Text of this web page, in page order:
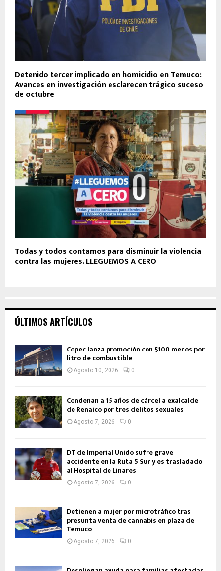
Detenido tercer implicado en homicidio en Temuco:
Avances en investigación esclarecen trágico suceso
de octubre
Todas y todos contamos para disminuir la violencia
contra las mujeres. LLEGUEMOS A CERO
ÚLTIMOS ARTÍCULOS
Copec lanza promoción con $100 menos por
litro de combustible
Agosto 10, 2026 0
Condenan a 15 años de cárcel a exalcalde
de Renaico por tres delitos sexuales
Agosto 7, 2026 0
DT de Imperial Unido sufre grave
accidente en la Ruta 5 Sur y es trasladado
al Hospital de Linares
Agosto 7, 2026 0
Detienen a mujer por microtráfico tras
presunta venta de cannabis en plaza de
Temuco
Agosto 7, 2026 0